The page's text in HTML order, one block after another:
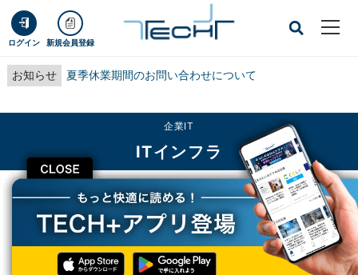
ログイン 新規会員登録
お知らせ 夏季休業期間のお問い合わせについて
CLOSE
企業IT
ITインフラ
TECH+ 企業IT
ITインフラ
IIJ、海外拠点向けファイアウォール運用管理サービスにクラウド型の新メニュー
IIJ、海外拠点向けファイアウォール運用管理